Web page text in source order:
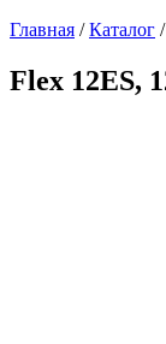
Главная /Каталог /
Flex 12ES,